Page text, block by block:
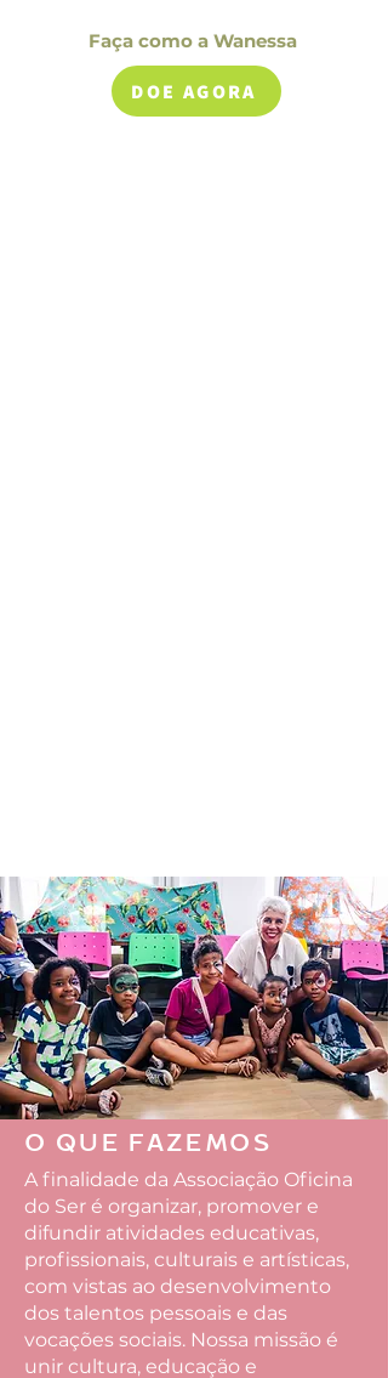
Faça como a Wanessa
DOE AGORA
O QUE FAZEMOS
A finalidade da Associação Oficina
do Ser é organizar, promover e
difundir atividades educativas,
profissionais, culturais e artísticas,
com vistas ao desenvolvimento
dos talentos pessoais e das
vocações sociais. Nossa missão é
unir cultura, educação e